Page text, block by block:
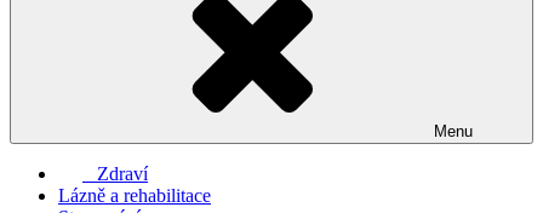
Menu
Zdraví
Lázně a rehabilitace